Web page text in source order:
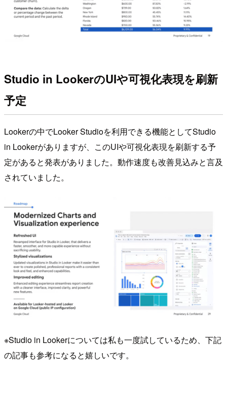
Studio in LookerのUIや可視化表現を刷新
予定
Lookerの中でLooker Studioを利用できる機能としてStudio
in Lookerがありますが、このUIや可視化表現を刷新する予
定があると発表がありました。動作速度も改善見込みと言及
されていました。
※Studio in Lookerについては私も一度試しているため、下記
の記事も参考になると嬉しいです。